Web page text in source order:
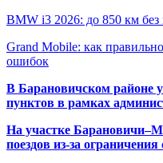
BMW i3 2026: до 850 км без
Grand Mobile: как
ошибок
В Барановичском районе
пунктов в рамках
На участке
поездов из-за